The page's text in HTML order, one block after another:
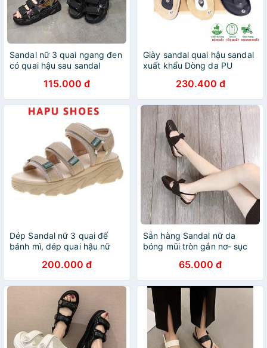
Sandal nữ 3 quai ngang đen
có quai hậu sau sandal
115.000 đ
Giày sandal quai hậu sandal
xuất khẩu Dòng da PU
230.400 đ
Dép Sandal nữ 3 quai đế
bánh mì, dép quai hậu nữ
200.000 đ
Sẵn hàng Sandal nữ da
bóng mũi tròn gắn nơ- sục
dép quai hậu nữ(sandal
công chúa)
65.000 đ